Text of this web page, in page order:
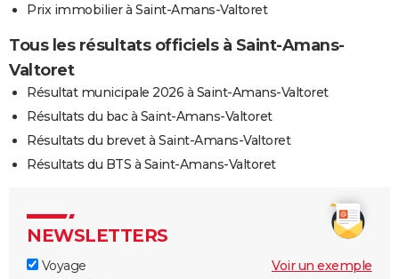
Prix immobilier à Saint-Amans-Valtoret
Tous les résultats officiels à Saint-Amans-
Valtoret
Résultat municipale 2026 à Saint-Amans-Valtoret
Résultats du bac à Saint-Amans-Valtoret
Résultats du brevet à Saint-Amans-Valtoret
Résultats du BTS à Saint-Amans-Valtoret
NEWSLETTERS
Voyage
Voir un exemple